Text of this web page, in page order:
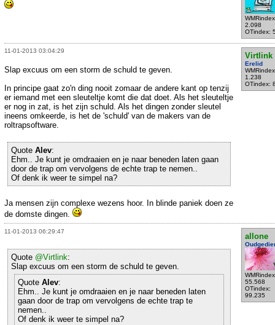
2.098
OTindex:
11-01-2013 03:04:29
Virtlink
Erelid
1.238
OTindex:
Slap excuus om een storm de schuld te geven.
In principe gaat zo'n ding nooit zomaar de andere kant op tenzij
er iemand met een sleuteltje komt die dat doet. Als het sleuteltje
er nog in zat, is het zijn schuld. Als het dingen zonder sleutel
ineens omkeerde, is het de 'schuld' van de makers van de
roltrapsoftware.
Quote Alev:
Ehm.. Je kunt je omdraaien en je naar beneden laten gaan
door de trap om vervolgens de echte trap te nemen..
Of denk ik weer te simpel na?
Ja mensen zijn complexe wezens hoor. In blinde paniek doen ze
de domste dingen.
11-01-2013 06:29:47
allone
55.568
OTindex:
99.235
Quote @Virtlink:
Slap excuus om een storm de schuld te geven.
Quote Alev:
Ehm.. Je kunt je omdraaien en je naar beneden laten
gaan door de trap om vervolgens de echte trap te
nemen..
Of denk ik weer te simpel na?